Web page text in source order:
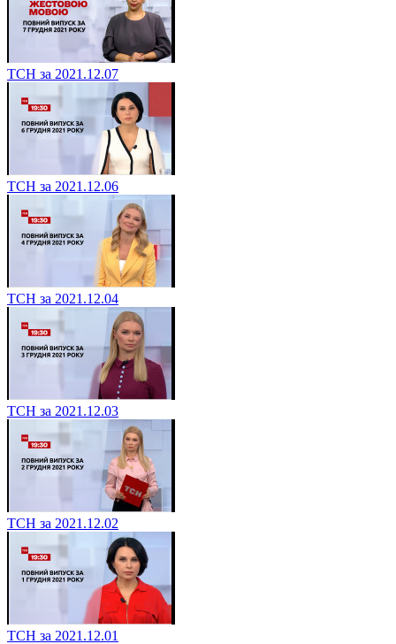
ТСН за 2021.12.07
ТСН за 2021.12.06
ТСН за 2021.12.04
ТСН за 2021.12.03
ТСН за 2021.12.02
ТСН за 2021.12.01